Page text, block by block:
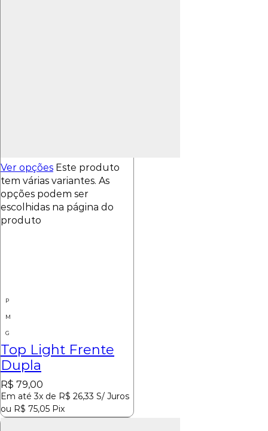
Ver opções Este produto
tem várias variantes. As
opções podem ser
escolhidas na página do
produto
P
M
G
Top Light Frente
Dupla
R$ 79,00
Em até 3x de R$ 26,33 S/ Juros
ou R$ 75,05 Pix